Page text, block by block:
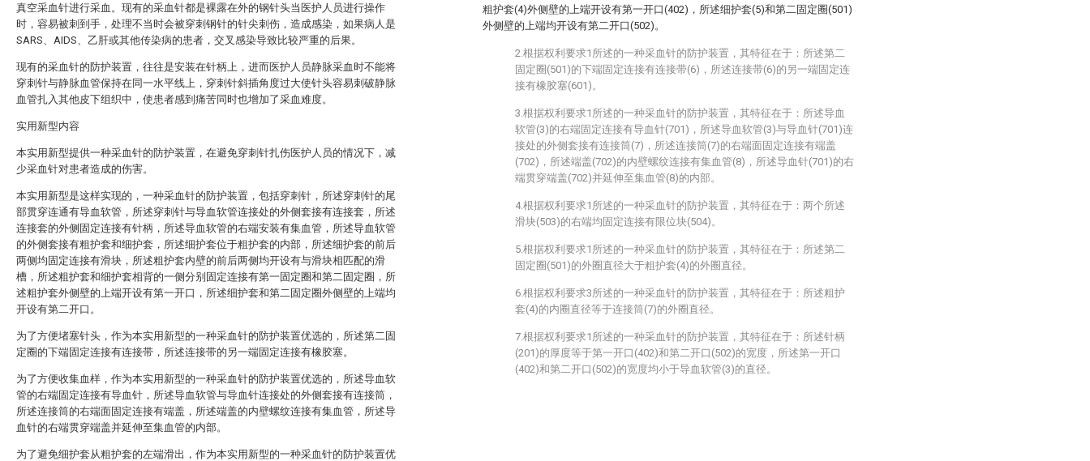
真空采血针进行采血。现有的采血针都是裸露在外的钢针头当医护人员进行操作
时，容易被刺到手，处理不当时会被穿刺钢针的针尖刺伤，造成感染，如果病人是
SARS、AIDS、乙肝或其他传染病的患者，交叉感染导致比较严重的后果。
现有的采血针的防护装置，往往是安装在针柄上，进而医护人员静脉采血时不能将
穿刺针与静脉血管保持在同一水平线上，穿刺针斜插角度过大使针头容易刺破静脉
血管扎入其他皮下组织中，使患者感到痛苦同时也增加了采血难度。
实用新型内容
本实用新型提供一种采血针的防护装置，在避免穿刺针扎伤医护人员的情况下，减
少采血针对患者造成的伤害。
本实用新型是这样实现的，一种采血针的防护装置，包括穿刺针，所述穿刺针的尾
部贯穿连通有导血软管，所述穿刺针与导血软管连接处的外侧套接有连接套，所述
连接套的外侧固定连接有针柄，所述导血软管的右端安装有集血管，所述导血软管
的外侧套接有粗护套和细护套，所述细护套位于粗护套的内部，所述细护套的前后
两侧均固定连接有滑块，所述粗护套内壁的前后两侧均开设有与滑块相匹配的滑
槽，所述粗护套和细护套相背的一侧分别固定连接有第一固定圈和第二固定圈，所
述粗护套外侧壁的上端开设有第一开口，所述细护套和第二固定圈外侧壁的上端均
开设有第二开口。
为了方便堵塞针头，作为本实用新型的一种采血针的防护装置优选的，所述第二固
定圈的下端固定连接有连接带，所述连接带的另一端固定连接有橡胶塞。
为了方便收集血样，作为本实用新型的一种采血针的防护装置优选的，所述导血软
管的右端固定连接有导血针，所述导血软管与导血针连接处的外侧套接有连接筒，
所述连接筒的右端面固定连接有端盖，所述端盖的内壁螺纹连接有集血管，所述导
血针的右端贯穿端盖并延伸至集血管的内部。
为了避免细护套从粗护套的左端滑出，作为本实用新型的一种采血针的防护装置优
粗护套(4)外侧壁的上端开设有第一开口(402)，所述细护套(5)和第二固定圈(501)
外侧壁的上端均开设有第二开口(502)。
2.根据权利要求1所述的一种采血针的防护装置，其特征在于：所述第二
固定圈(501)的下端固定连接有连接带(6)，所述连接带(6)的另一端固定连
接有橡胶塞(601)。
3.根据权利要求1所述的一种采血针的防护装置，其特征在于：所述导血
软管(3)的右端固定连接有导血针(701)，所述导血软管(3)与导血针(701)连
接处的外侧套接有连接筒(7)，所述连接筒(7)的右端面固定连接有端盖
(702)，所述端盖(702)的内壁螺纹连接有集血管(8)，所述导血针(701)的右
端贯穿端盖(702)并延伸至集血管(8)的内部。
4.根据权利要求1所述的一种采血针的防护装置，其特征在于：两个所述
滑块(503)的右端均固定连接有限位块(504)。
5.根据权利要求1所述的一种采血针的防护装置，其特征在于：所述第二
固定圈(501)的外圈直径大于粗护套(4)的外圈直径。
6.根据权利要求3所述的一种采血针的防护装置，其特征在于：所述粗护
套(4)的内圈直径等于连接筒(7)的外圈直径。
7.根据权利要求1所述的一种采血针的防护装置，其特征在于：所述针柄
(201)的厚度等于第一开口(402)和第二开口(502)的宽度，所述第一开口
(402)和第二开口(502)的宽度均小于导血软管(3)的直径。